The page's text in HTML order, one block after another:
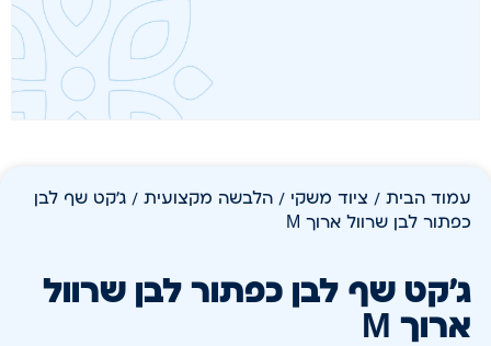
עמוד הבית / ציוד משקי / הלבשה מקצועית / ג'קט שף לבן
כפתור לבן שרוול ארוך M
ג'קט שף לבן כפתור לבן שרוול
ארוך M